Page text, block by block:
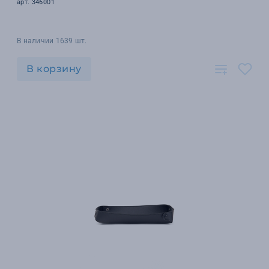
арт. 346001
В наличии 1639 шт.
В корзину